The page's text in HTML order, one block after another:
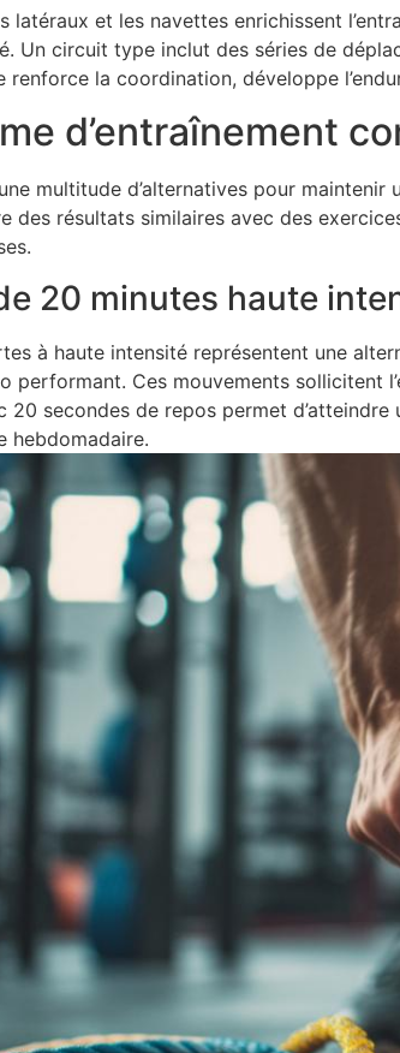
latéraux et les navettes enrichissent
Un circuit type inclut des séries de
renforce la coordination, développe
d’entraînement
multitude d’alternatives pour
des résultats similaires avec des
20 minutes haute
à haute intensité représentent une
performant. Ces mouvements sollicitent
20 secondes de repos permet
hebdomadaire.